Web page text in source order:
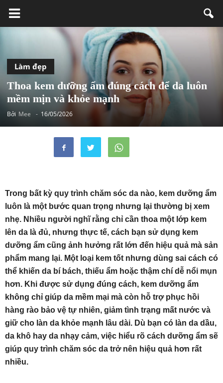
Làm đẹp
Thoa kem dưỡng ẩm đúng cách để da luôn
mềm mịn và khỏe mạnh
Bởi Mee - 16/05/2026
Trong bất kỳ quy trình chăm sóc da nào, kem dưỡng ẩm
luôn là một bước quan trọng nhưng lại thường bị xem
nhẹ. Nhiều người nghĩ rằng chỉ cần thoa một lớp kem
lên da là đủ, nhưng thực tế, cách bạn sử dụng kem
dưỡng ẩm cũng ảnh hưởng rất lớn đến hiệu quả mà sản
phẩm mang lại. Một loại kem tốt nhưng dùng sai cách có
thể khiến da bí bách, thiếu ẩm hoặc thậm chí dễ nổi mụn
hơn. Khi được sử dụng đúng cách, kem dưỡng ẩm
không chỉ giúp da mềm mại mà còn hỗ trợ phục hồi
hàng rào bảo vệ tự nhiên, giảm tình trạng mất nước và
giữ cho làn da khỏe mạnh lâu dài. Dù bạn có làn da dầu,
da khô hay da nhạy cảm, việc hiểu rõ cách dưỡng ẩm sẽ
giúp quy trình chăm sóc da trở nên hiệu quả hơn rất
nhiều.